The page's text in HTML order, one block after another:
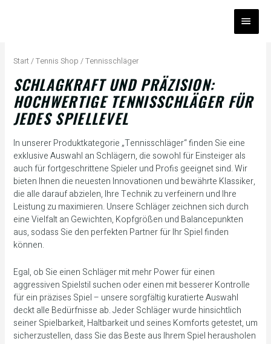
Start/Tennis Shop / Tennisschläger
SCHLAGKRAFT UND PRÄZISION:
HOCHWERTIGE TENNISSCHLÄGER FÜR
JEDES SPIELLEVEL
In unserer Produktkategorie „Tennisschläger“ finden Sie eine
exklusive Auswahl an Schlägern, die sowohl für Einsteiger als
auch für fortgeschrittene Spieler und Profis geeignet sind. Wir
bieten Ihnen die neuesten Innovationen und bewährte Klassiker,
die alle darauf abzielen, Ihre Technik zu verfeinern und Ihre
Leistung zu maximieren. Unsere Schläger zeichnen sich durch
eine Vielfalt an Gewichten, Kopfgrößen und Balancepunkten
aus, sodass Sie den perfekten Partner für Ihr Spiel finden
können.
Egal, ob Sie einen Schläger mit mehr Power für einen
aggressiven Spielstil suchen oder einen mit besserer Kontrolle
für ein präzises Spiel – unsere sorgfältig kuratierte Auswahl
deckt alle Bedürfnisse ab. Jeder Schläger wurde hinsichtlich
seiner Spielbarkeit, Haltbarkeit und seines Komforts getestet, um
sicherzustellen, dass Sie das Beste aus Ihrem Spiel herausholen